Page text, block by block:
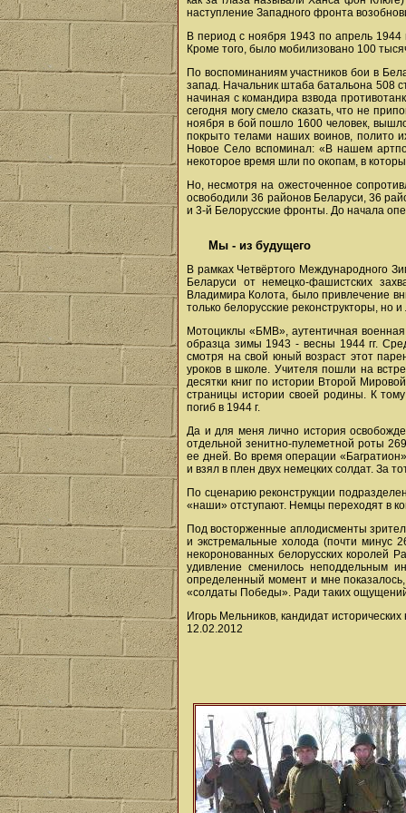
наступление Западного фронта
В период с ноября 1943 по апрель 1944
Кроме того, было мобилизовано 100
По воспоминаниям участников бои в
запад. Начальник штаба батальона 508
начиная с командира взвода
сегодня могу смело сказать, что не
ноября в бой пошло 1600 человек,
покрыто телами наших воинов, полито
Новое Село вспоминал: «В нашем
некоторое время шли по окопам, в
Но, несмотря на ожесточенное
освободили 36 районов Беларуси, 36
и 3-й Белорусские фронты. До начала
Мы - из будущего
В рамках Четвёртого Международного
Беларуси от немецко-фашистских
Владимира Колота, было привлечение
только белорусские реконструкторы, но
Мотоциклы «БМВ», аутентичная
образца зимы 1943 - весны 1944 гг.
смотря на свой юный возраст этот
уроков в школе. Учителя пошли на
десятки книг по истории Второй
страницы истории своей родины. К
погиб в 1944 г.
Да и для меня лично история
отдельной зенитно-пулеметной роты
ее дней. Во время операции
и взял в плен двух немецких солдат. За
По сценарию реконструкции
«наши» отступают. Немцы переходят в
Под восторженные аплодисменты
и экстремальные холода (почти минус
некоронованных белорусских королей
удивление сменилось неподдельным
определенный момент и мне
«солдаты Победы». Ради таких
Игорь Мельников, кандидат исторических
12.02.2012